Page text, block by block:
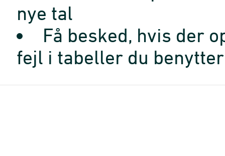
nye tal
Få besked, hvis der
fejl i tabeller du benytter